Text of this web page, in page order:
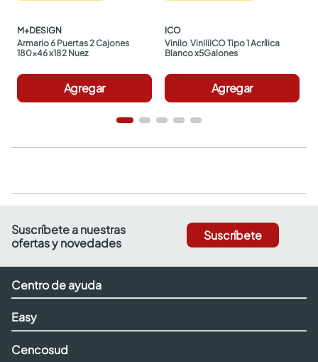
M+DESIGN
Armario 6 Puertas 2 Cajones
180x46 x182 Nuez
Agregar
ICO
Vinilo  ViniliICO Tipo 1 Acrílica
Blanco x5Galones
Agregar
Suscríbete a nuestras
ofertas y novedades
Suscríbete
Centro de ayuda
Easy
Cencosud